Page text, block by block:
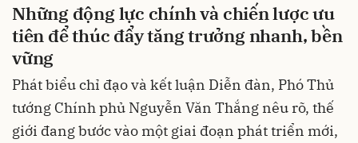
Những động lực chính và chiến lược ưu
tiên để thúc đẩy tăng trưởng nhanh, bền
vững
Phát biểu chỉ đạo và kết luận Diễn đàn, Phó Thủ
tướng Chính phủ Nguyễn Văn Thắng nêu rõ, thế
giới đang bước vào một giai đoạn phát triển mới,